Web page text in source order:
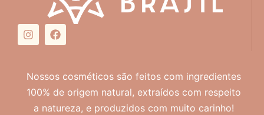
Nossos cosméticos são feitos com ingredientes
100% de origem natural, extraídos com respeito
a natureza, e produzidos com muito carinho!